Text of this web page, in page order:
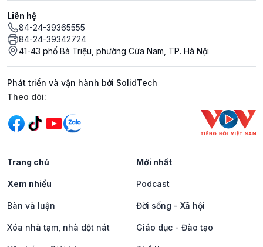
Liên hệ
84-24-39365555
84-24-39342724
41-43 phố Bà Triệu, phường Cửa Nam, TP. Hà Nội
Phát triển và vận hành bởi SolidTech
Mạng xã hội
Theo dõi:
Trang chủ Mới nhất
Xem nhiều Podcast
Bàn và luận Đời sống - Xã hội
Xóa nhà tạm, nhà dột nát Giáo dục - Đào tạo